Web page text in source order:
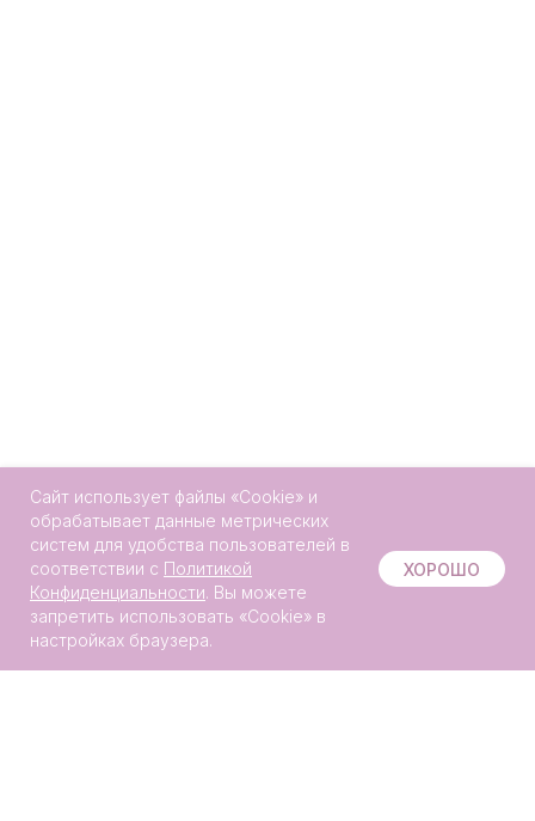
Онлайн-
запись
Сайт использует файлы «Сookie» и
обрабатывает данные метрических
систем для удобства пользователей в
соответствии с Политикой
Конфиденциальности. Вы можете
запретить использовать «Сookie» в
настройках браузера.
ХОРОШО